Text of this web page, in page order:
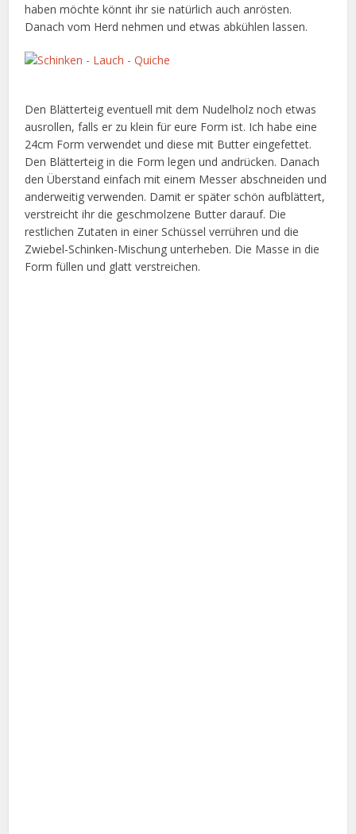
haben möchte könnt ihr sie natürlich auch anrösten.
Danach vom Herd nehmen und etwas abkühlen lassen.
Den Blätterteig eventuell mit dem Nudelholz noch etwas
ausrollen, falls er zu klein für eure Form ist. Ich habe eine
24cm Form verwendet und diese mit Butter eingefettet.
Den Blätterteig in die Form legen und andrücken. Danach
den Überstand einfach mit einem Messer abschneiden und
anderweitig verwenden. Damit er später schön aufblättert,
verstreicht ihr die geschmolzene Butter darauf. Die
restlichen Zutaten in einer Schüssel verrühren und die
Zwiebel-Schinken-Mischung unterheben. Die Masse in die
Form füllen und glatt verstreichen.